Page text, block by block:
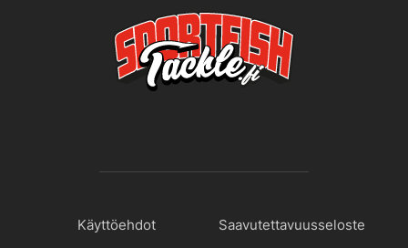
Käyttöehdot Saavutettavuusseloste